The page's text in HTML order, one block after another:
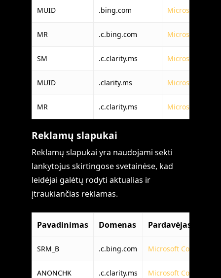
MUID .bing.com Microsoft
MR .c.bing.com Microsoft
SM .c.clarity.ms Microsoft
MUID .clarity.ms Microsoft
MR .c.clarity.ms Microsoft
Reklamų slapukai
Reklamų slapukai yra naudojami sekti
lankytojus skirtingose svetainėse, kad
leidėjai galėtų rodyti aktualias ir
įtraukiančias reklamas.
Pavadinimas Domenas Pardavėjas
SRM_B .c.bing.com Microsoft Corporation
ANONCHK .c.clarity.ms Microsoft Corporation